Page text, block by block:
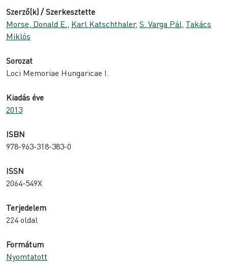
Szerző(k) / Szerkesztette
Morse, Donald E.
Karl Katschthaler, S. Varga Pál Takács
Miklós
Sorozat
Loci Memoriae Hungaricae I.
Kiadás éve
2013
ISBN
978-963-318-383-0
ISSN
2064-549X
Terjedelem
224 oldal
Formátum
Nyomtatott